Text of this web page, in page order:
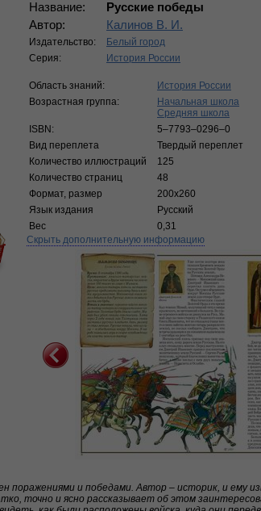
Название:
Русские победы
Автор:
Калинов В. И.
Издательство:
Белый город
Серия:
История России
Область знаний:
История России
Возрастная группа:
Начальная школа
Средняя школа
ISBN:
5–7793–0296–0
Вид переплета
Твердый переплет
Количество иллюстраций
125
Количество страниц
48
Формат, размер
200х260
Язык издания
Русский
Вес
0,31
Скрыть дополнительную информацию
поражениями и победами. Автор – историк, и ему
точно и ясно рассказывает об этом